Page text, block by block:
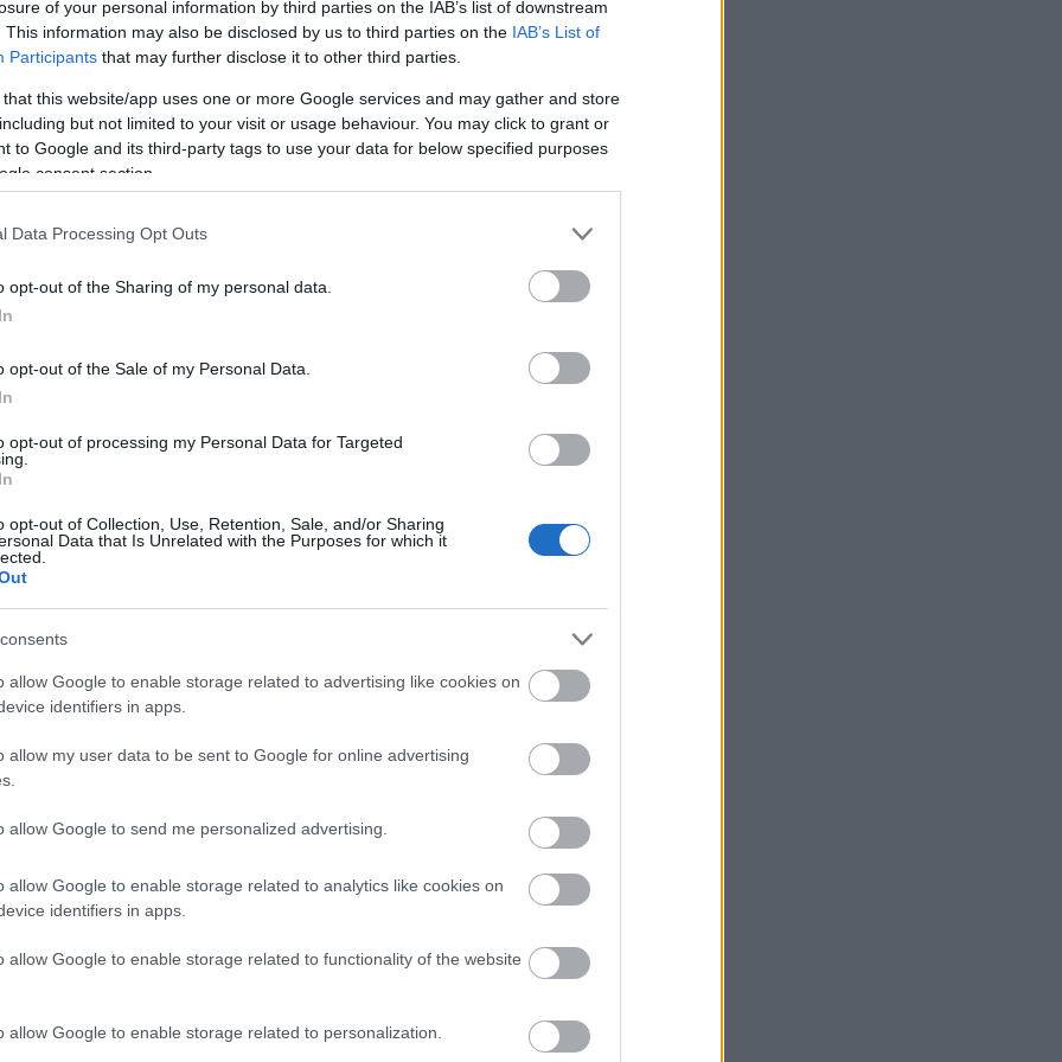
of your personal information by third parties on the IAB’s list of downstream
This information may also be disclosed by us to third parties on the IAB’s List of
Participants that may further disclose it to other third parties.
that this website/app uses one or more Google services and may gather and store
but not limited to your visit or usage behaviour. You may click to grant or
to Google and its third-party tags to use your data for below specified purposes
consent section.
Data Processing Opt Outs
opt-out of the Sharing of my personal data.
opt-out of the Sale of my Personal Data.
opt-out of processing my Personal Data for Targeted
opt-out of Collection, Use, Retention, Sale, and/or Sharing
Data that Is Unrelated with the Purposes for which it
allow Google to enable storage related to advertising like cookies on
identifiers in apps.
allow my user data to be sent to Google for online advertising
allow Google to send me personalized advertising.
allow Google to enable storage related to analytics like cookies on
identifiers in apps.
allow Google to enable storage related to functionality of the website
allow Google to enable storage related to personalization.
απειλείται ο γυναικείος αθλητισμός από τις
Τόμας»;
γυναικών, είναι να έχουν ολοκληρώσει τη
προβλέπεται να δημιουργηθεί μια νέα, «ανοιχτή»
τους κολυμβητές των οποίων η ταυτότητα φύλου
γέννησής τους.
body bans transgender athletes
taking part in female races
8Ij6NKk5IS
τα μέλη του παγκόσμιου οργανισμού